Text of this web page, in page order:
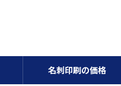
名刺印刷の価格